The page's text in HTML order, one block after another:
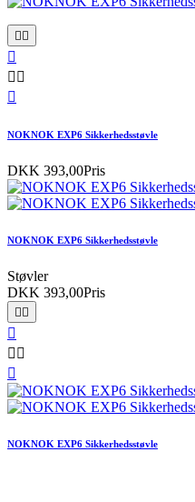
 

 

NOKNOK EXP6 Sikkerhedsstøvle
DKK 393,00Pris
NOKNOK EXP6 Sikkerhedsstøvle
Støvler
DKK 393,00Pris
 

 

NOKNOK EXP6 Sikkerhedsstøvle